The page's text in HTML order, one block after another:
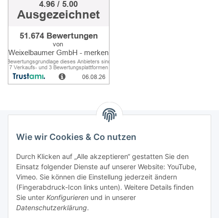
Wie wir Cookies & Co nutzen
Durch Klicken auf „Alle akzeptieren“ gestatten Sie den
Einsatz folgender Dienste auf unserer Website: YouTube,
Vimeo. Sie können die Einstellung jederzeit ändern
(Fingerabdruck-Icon links unten). Weitere Details finden
Sie unter Konfigurieren und in unserer
Datenschutzerklärung.
Gesetzliche Informationen
Starke Marken